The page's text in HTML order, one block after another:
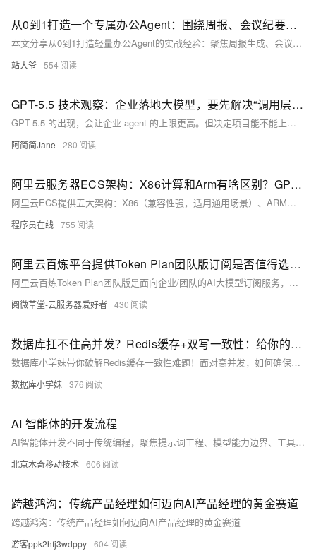
从0到1打造一个专属办公Agent：围绕周报、会议纪要与任务分发的完整过程
本文分享从0到1打造轻量办公Agent的实战经验：聚焦周报生成、会议纪要提炼与任务自动分发三大刚需。不堆术语、不求全能，用Python+API+简单Prompt，两周落地可用方案，日均节省1小时重复劳动，让团队告别“记不住、找不到、没人跟”。
站大爷 554
GPT-5.5 技术观察：企业落地大模型，要先解决“调用层”问题
GPT-5.5 的出现，会让企业 agent 的上限更高。但决定项目能不能上线的，往往不是模型上限，而是调用层、权限、成本和稳定性。
阿简简Jane 280
阿里云服务器ECS架构：X86计算和Arm有啥区别？GPU、裸金属和高性能计算区别
阿里云ECS提供五大架构：X86（兼容性强，适用通用场景）、ARM（低功耗高能效，搭载倚天710等）、GPU型（加速AI训练/图形渲染）、弹性裸金属（无虚拟化，物理机性能+云弹性）、HPC/SCC（专为科学计算与分布式AI优化）。按需选型，提升效率与性价比。（239字）
程序员在线 755
阿里云百炼平台提供Token Plan团队版订阅是否值得选，有哪些优势？
阿里云百炼Token Plan团队版是面向企业/团队的AI大模型订阅服务，以统一Credits计量，支持Qwen、Kimi、GLM等十余款多模态模型及Cursor等主流工具；提供标准/高级/尊享三档坐席，预算可控、多租户隔离、数据安全，仅限华北2地域。（239字）
阅微草堂-云服务器爱好者 430
数据库扛不住高并发？Redis缓存+双写一致性：给你的系统装上“涡轮增压”
数据库小学妹带你破解Redis缓存一致性难题！面对高并发，如何确保Redis与数据库数据同步？详解“先更库后删缓”“延时双删”“Binlog异步同步”等4大方案，直击雪崩、击穿、穿透三座大山，助你构建又快又稳的数据库架构.
数据库小学妹 376
AI 智能体的开发流程
AI智能体开发不同于传统编程，聚焦提示词工程、模型能力边界、工具编排与持续对齐。全流程含六大阶段：需求定义→架构设计→提示与工具编排→测试对齐→部署集成→运维飞轮。强调MVP验证、数据驱动迭代与低代码到代码的渐进演进。（239字）
北京木奇移动技术 606
跨越鸿沟：传统产品经理如何迈向AI产品经理的黄金赛道
跨越鸿沟：传统产品经理如何迈向AI产品经理的黄金赛道
游客ppk2hfj3wdppy 604